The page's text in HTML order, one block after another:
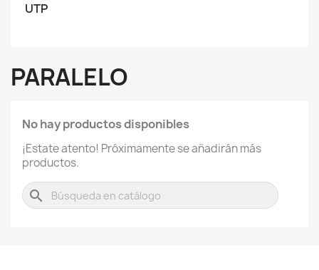
UTP
PARALELO
No hay productos disponibles
¡Estate atento! Próximamente se añadirán más
productos.
search